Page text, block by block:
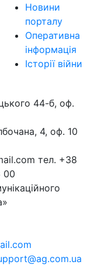
Новини
порталу
Оперативна
інформація
Історії війни
44-б, оф.
4, оф. 10
тел. +38
00